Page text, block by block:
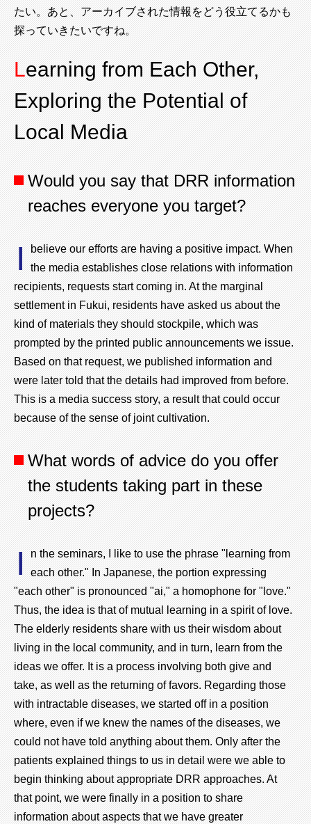
たい。あと、アーカイブされた情報をどう役立てるかも
探っていきたいですね。
Learning from Each Other,
Exploring the Potential of
Local Media
Would you say that DRR information
reaches everyone you target?
I believe our efforts are having a positive impact. When
the media establishes close relations with information
recipients, requests start coming in. At the marginal
settlement in Fukui, residents have asked us about the
kind of materials they should stockpile, which was
prompted by the printed public announcements we issue.
Based on that request, we published information and
were later told that the details had improved from before.
This is a media success story, a result that could occur
because of the sense of joint cultivation.
What words of advice do you offer
the students taking part in these
projects?
I n the seminars, I like to use the phrase "learning from
each other." In Japanese, the portion expressing
"each other" is pronounced "ai," a homophone for "love."
Thus, the idea is that of mutual learning in a spirit of love.
The elderly residents share with us their wisdom about
living in the local community, and in turn, learn from the
ideas we offer. It is a process involving both give and
take, as well as the returning of favors. Regarding those
with intractable diseases, we started off in a position
where, even if we knew the names of the diseases, we
could not have told anything about them. Only after the
patients explained things to us in detail were we able to
begin thinking about appropriate DRR approaches. At
that point, we were finally in a position to share
information about aspects that we have greater